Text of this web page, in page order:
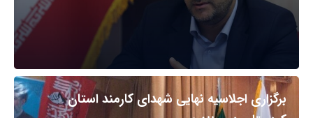
برگزاری اجلاسیه نهایی شهدای کارمند استان